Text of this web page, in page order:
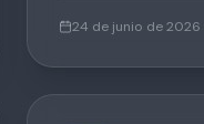
sostenida.
24 de junio de 2026